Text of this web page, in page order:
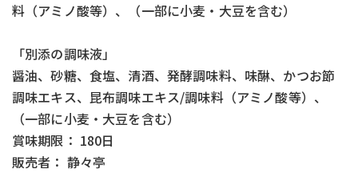
料（アミノ酸等）、（一部に小麦・大豆を含む）
「別添の調味液」
醤油、砂糖、食塩、清酒、発酵調味料、味醂、かつお節
調味エキス、昆布調味エキス/調味料（アミノ酸等）、
（一部に小麦・大豆を含む）
賞味期限： 180日
販売者： 静々亭